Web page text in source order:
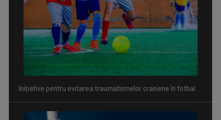
David Popovici atacă o performanţă istorică la Europene. În
direct şi în exclusivitate la TVR